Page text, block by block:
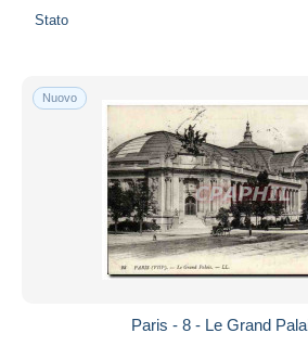
Stato
Nuovo
Paris - 8 - Le Grand